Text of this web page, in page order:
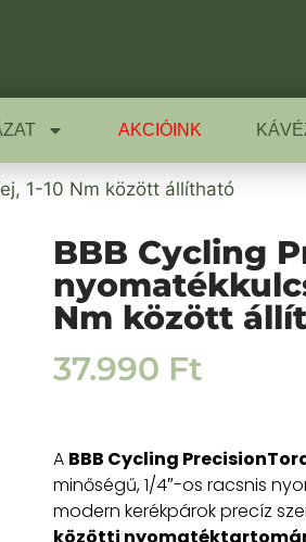
AKCIÓINK
1-10 Nm között állítható
BBB Cycling
Nm között
37.990 Ft
A BBB Cycling
minőségű, 1/4″-os racsnis
modern kerékpárok precíz